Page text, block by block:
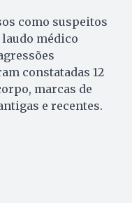
como suspeitos
médico
constatadas 12
marcas de
e recentes.